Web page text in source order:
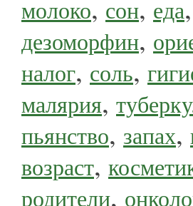
молоко, сон, еда,
дезоморфин,
налог, соль,
малярия,
пьянство, запах,
возраст,
родители,